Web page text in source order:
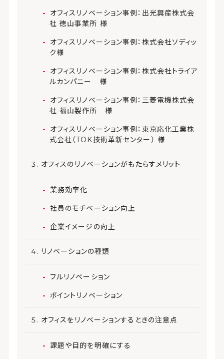
オフィスリノベーション事例：出光興産株式会
社 徳山事業所 様
オフィスリノベーション事例：株式会社ソディッ
ク様
オフィスリノベーション事例：株式会社トライア
ルカンパニー 様
オフィスリノベーション事例：三菱電機株式会
社 福山製作所 様
オフィスリノベーション事例：東京応化工業株
式会社（TOK技術革新センター） 様
オフィスのリノベーションがもたらすメリット
業務効率化
社員のモチベーション向上
企業イメージの向上
リノベーションの種類
フルリノベーション
ポイントリノベーション
オフィスをリノベーションするときの注意点
課題や目的を明確にする